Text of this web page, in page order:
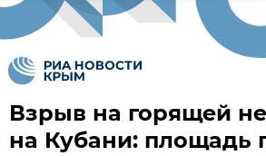
Взрыв на горящей
на Кубани: площадь